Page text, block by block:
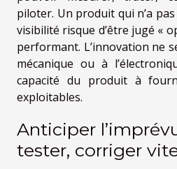
piloter. Un produit qui n’a
visibilité risque d’être jugé «
performant. L’innovation ne
mécanique ou à
capacité du produit à
exploitables.
Anticiper
tester, corriger